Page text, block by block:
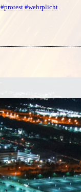
#protest #wehrplicht